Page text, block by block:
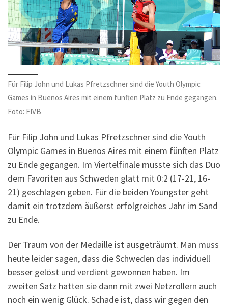
Für Filip John und Lukas Pfretzschner sind die Youth Olympic
Games in Buenos Aires mit einem fünften Platz zu Ende gegangen.
Foto: FIVB
Für Filip John und Lukas Pfretzschner sind die Youth
Olympic Games in Buenos Aires mit einem fünften Platz
zu Ende gegangen. Im Viertelfinale musste sich das Duo
dem Favoriten aus Schweden glatt mit 0:2 (17-21, 16-
21) geschlagen geben. Für die beiden Youngster geht
damit ein trotzdem äußerst erfolgreiches Jahr im Sand
zu Ende.
Der Traum von der Medaille ist ausgeträumt. Man muss
heute leider sagen, dass die Schweden das individuell
besser gelöst und verdient gewonnen haben. Im
zweiten Satz hatten sie dann mit zwei Netzrollern auch
noch ein wenig Glück. Schade ist, dass wir gegen den